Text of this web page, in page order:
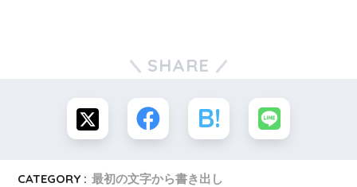
SHARE
CATEGORY : 最初の文字から書き出し